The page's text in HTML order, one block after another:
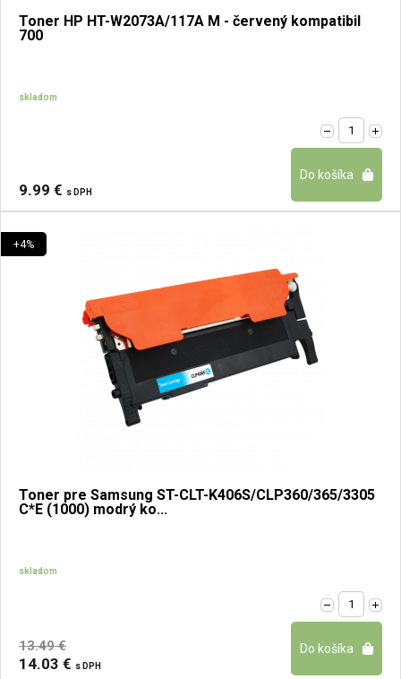
Toner HP HT-W2073A/117A M - červený kompatibil
700
skladom
9.99 € s DPH
+4%
Toner pre Samsung ST-CLT-K406S/CLP360/365/3305
C*E (1000) modrý ko...
skladom
13.49 €
14.03 € s DPH